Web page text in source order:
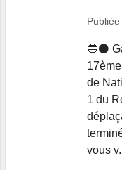
Publiée
🔵⚫️
de
1 du
vous